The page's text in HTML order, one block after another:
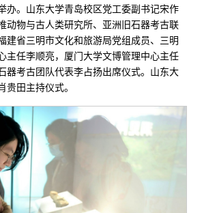
办。山东大学青岛校区党工委副书记宋作
动物与古人类研究所、亚洲旧石器考古联
建省三明市文化和旅游局党组成员、三明
主任李顺亮，厦门大学文博管理中心主任
器考古团队代表李占扬出席仪式。山东大
贵田主持仪式。